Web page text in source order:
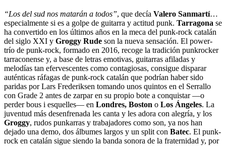
“Los del sud nos matarán a todos”, que decía Valero Sanmartí…
especialmente si es a golpe de guitarra y actitud punk. Tarragona se
ha convertido en los últimos años en la meca del punk-rock catalán
del siglo XXI y Groggy Rude son la nueva sensación. El power-
trío de punk-rock, formado en 2016, recoge la tradición punkrocker
tarraconense y, a base de letras emotivas, guitarras afiladas y
melodías tan efervescentes como contagiosas, consigue disparar
auténticas ráfagas de punk-rock catalán que podrían haber sido
paridas por Lars Frederiksen tomando unos quintos en el Serrallo
con Grade 2 antes de zarpar en su propio bote a conquistar —o
perder bous i esquelles— en Londres, Boston o Los Ángeles. La
juventud más desenfrenada les canta y les adora con alegría, y los
Groggy, rudos punkarras y trabajadores como son, ya nos han
dejado una demo, dos álbumes largos y un split con Batec. El punk-
rock en catalán sigue siendo la banda sonora de la fraternidad y, por